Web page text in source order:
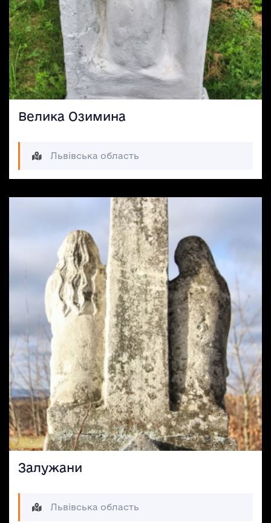
PayPal: romanmalenkov05@gmail.com – перекази в
системі ПайПал
Офіційний рахунок ГО “Україна Інкогніта”: UA 11
334851 0000 00000 2600 624926 в банк ПУМБ, МФО
334851, ЄДРПОУ 41061190
Велика Озимина
Львівська область
Залужани
Львівська область